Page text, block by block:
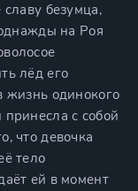
безумца,
на Роя
лёд его
жизнь одинокого
с собой
что девочка
тело
ей в момент